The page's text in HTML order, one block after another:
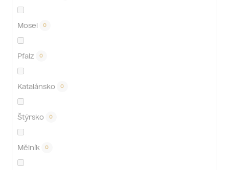
Mosel 0
Pfalz 0
Katalánsko 0
Štýrsko 0
Mělník 0